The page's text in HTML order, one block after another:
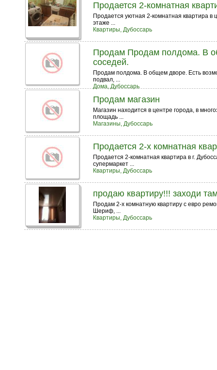
Продается 2-комнатная
Продается уютная 2-комнатная квартира в
этаже ...
Квартиры, Дубоссарь
Продам Продам полдома. В
соседей.
Продам полдома. В общем дворе. Есть
подвал, ...
Дома, Дубоссарь
Продам магазин
Магазин находится в центре города, в
площадь ...
Магазины, Дубоссарь
Продается 2-х комнатная
Продается 2-комнатная квартира в г.
супермаркет ...
Квартиры, Дубоссарь
продаю квартиру!!! заходи
Продам 2-х комнатную квартиру с евро
Шериф, ...
Квартиры, Дубоссарь